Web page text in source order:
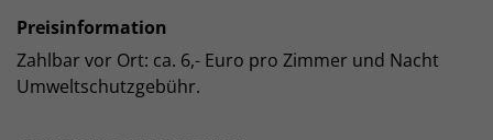
Preisinformation
Zahlbar vor Ort: ca. 6,- Euro pro Zimmer und Nacht
Umweltschutzgebühr.